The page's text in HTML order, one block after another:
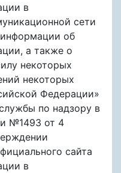
в
сети
об
а также о
некоторых
некоторых
Федерации»
по надзору в
№1493 от 4
сайта
в